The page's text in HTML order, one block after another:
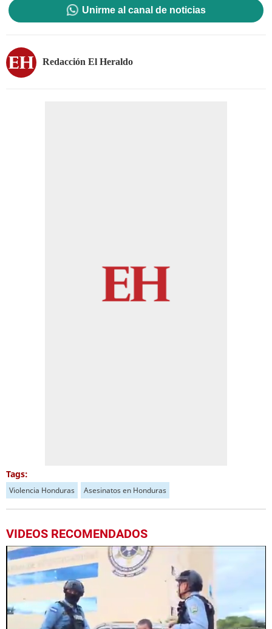
Unirme al canal de noticias
Redacción El Heraldo
Tags:
Violencia Honduras Asesinatos en Honduras
VIDEOS RECOMENDADOS